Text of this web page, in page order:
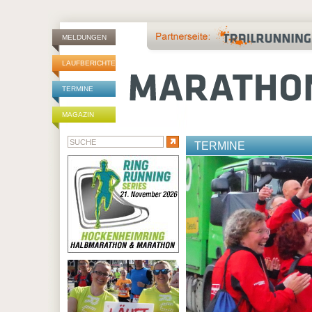
MELDUNGEN
LAUFBERICHTE
TERMINE
MAGAZIN
TERMINE